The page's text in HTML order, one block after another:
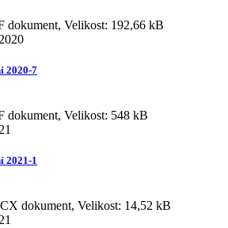
dokument, Velikost: 192,66 kB
2020-7
dokument, Velikost: 548 kB
2021-1
dokument, Velikost: 14,52 kB